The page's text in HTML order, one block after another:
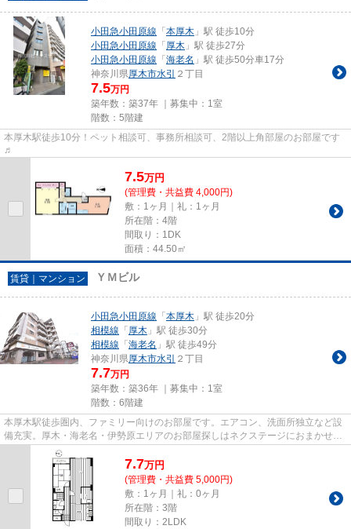
小田急小田原線 「本厚木 」駅 徒歩10分
小田急小田原線 「厚木 」駅 徒歩27分
小田急小田原線 「海老名 」駅 徒歩50分車17分
神奈川県厚木市水引 ２丁目
7.5万円
築年数：築37年 ｜募集中： 1室
階数：5階建
本厚木駅徒歩10分！ペット相談可、事務所相談可、2階以上角部屋のお部屋です
♬
7.5万円
(管理費・共益費 4,000円)
敷：1ヶ月｜礼：1ヶ月
所在階：4階
間取り：1DK
面積：44.50㎡
賃貸｜マンション ＹＭビル
小田急小田原線 「本厚木 」駅 徒歩20分
相模線 「厚木 」駅 徒歩30分
相模線 「海老名 」駅 徒歩49分
神奈川県厚木市水引 ２丁目
7.7万円
築年数：築36年 ｜募集中： 1室
階数：6階建
本厚木駅徒歩圏内、ファミリー向けのお部屋です。エアコン、洗面所独立など設
備充実。厚木・海老名・伊勢原エリアのお部屋探しはネクステージにおまかせく
ださい。
7.7万円
(管理費・共益費 5,000円)
敷：1ヶ月｜礼：0ヶ月
所在階：3階
間取り：2LDK